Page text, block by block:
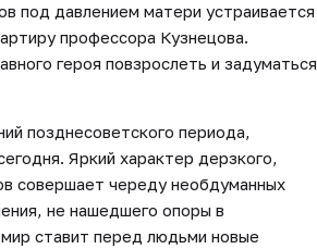
под давлением матери устраивается
профессора Кузнецова.
героя повзрослеть и задуматься
позднесоветского периода,
Яркий характер дерзкого,
совершает череду необдуманных
не нашедшего опоры в
ставит перед людьми новые